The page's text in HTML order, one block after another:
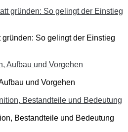
So gelingt der Einstieg
und Vorgehen
Bestandteile und Bedeutung